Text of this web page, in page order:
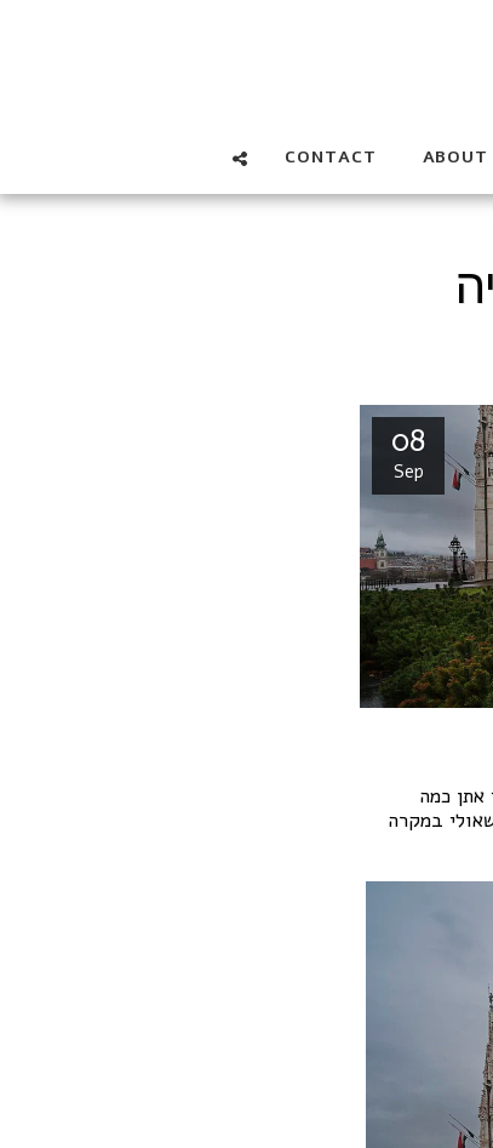
ABOUT
CONTACT
08
Sep
אתן כמה
במקרה